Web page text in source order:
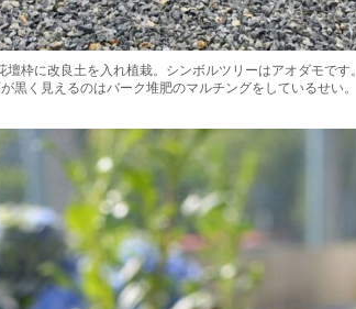
壇枠に改良土を入れ植栽。シンボルツリーはアオダモです。
黒く見えるのはバーク堆肥のマルチングをしているせい。